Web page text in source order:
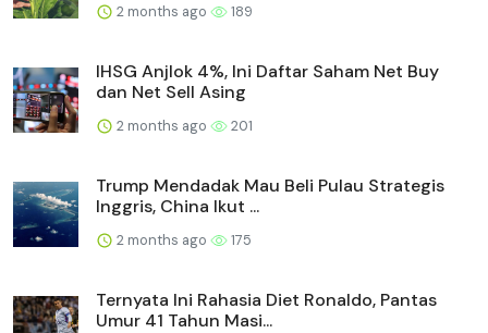
2 months ago 189
IHSG Anjlok 4%, Ini Daftar Saham Net Buy
dan Net Sell Asing
2 months ago 201
Trump Mendadak Mau Beli Pulau Strategis
Inggris, China Ikut ...
2 months ago 175
Ternyata Ini Rahasia Diet Ronaldo, Pantas
Umur 41 Tahun Masi...